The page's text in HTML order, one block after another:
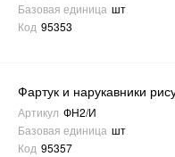
Базовая единица шт
Код 95353
Фартук и нарукавники
Артикул ФН2/И
Базовая единица шт
Код 95357